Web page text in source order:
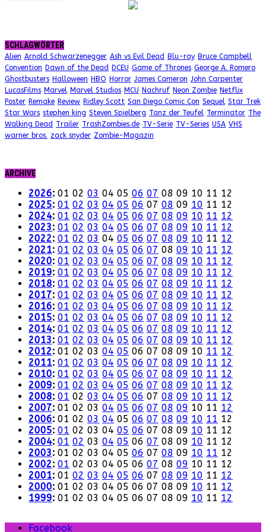
SCHLAGWÖRTER
Alien Arnold Schwarzenegger Ash vs Evil Dead Blu-ray Bruce Campbell
Convention Dawn of the Dead DCEU Game of Thrones George A. Romero
Ghostbusters Halloween HBO Horror James Cameron John Carpenter
LucasFilms Marvel Marvel Studios MCU Nachruf Neon Zombie Netflix
Poster Remake Review Ridley Scott San Diego Comic Con Sequel Star Trek
Star Wars stephen king Steven Spielberg Tanz der Teufel Terminator The
Walking Dead Trailer TrashZombies.de TV-Serie TV-Series USA VHS
warner bros. zack snyder Zombie-Magazin
ARCHIVE
2026: 01 02 03 04 05 06 07 08 09 10 11 12
2025: 01 02 03 04 05 06 07 08 09 10 11 12
2024: 01 02 03 04 05 06 07 08 09 10 11 12
2023: 01 02 03 04 05 06 07 08 09 10 11 12
2022: 01 02 03 04 05 06 07 08 09 10 11 12
2021: 01 02 03 04 05 06 07 08 09 10 11 12
2020: 01 02 03 04 05 06 07 08 09 10 11 12
2019: 01 02 03 04 05 06 07 08 09 10 11 12
2018: 01 02 03 04 05 06 07 08 09 10 11 12
2017: 01 02 03 04 05 06 07 08 09 10 11 12
2016: 01 02 03 04 05 06 07 08 09 10 11 12
2015: 01 02 03 04 05 06 07 08 09 10 11 12
2014: 01 02 03 04 05 06 07 08 09 10 11 12
2013: 01 02 03 04 05 06 07 08 09 10 11 12
2012: 01 02 03 04 05 06 07 08 09 10 11 12
2011: 01 02 03 04 05 06 07 08 09 10 11 12
2010: 01 02 03 04 05 06 07 08 09 10 11 12
2009: 01 02 03 04 05 06 07 08 09 10 11 12
2008: 01 02 03 04 05 06 07 08 09 10 11 12
2007: 01 02 03 04 05 06 07 08 09 10 11 12
2006: 01 02 03 04 05 06 07 08 09 10 11 12
2005: 01 02 03 04 05 06 07 08 09 10 11 12
2004: 01 02 03 04 05 06 07 08 09 10 11 12
2003: 01 02 03 04 05 06 07 08 09 10 11 12
2002: 01 02 03 04 05 06 07 08 09 10 11 12
2001: 01 02 03 04 05 06 07 08 09 10 11 12
2000: 01 02 03 04 05 06 07 08 09 10 11 12
1999: 01 02 03 04 05 06 07 08 09 10 11 12
Facebook